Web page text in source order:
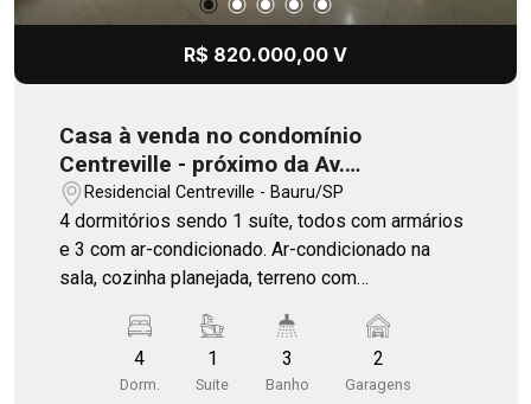
R$ 820.000,00 V
Casa à venda no condomínio
Centreville - próximo da Av.
Comendador e padaria Copacabana
Residencial Centreville - Bauru/SP
4 dormitórios sendo 1 suíte, todos com armários
e 3 com ar-condicionado. Ar-condicionado na
sala, cozinha planejada, terreno com
área gourmet. Condomínio com piscina,
churrasqueira, quadra de beach/vôlei de areia,
parquinho e piscina para crianças, portaria remota.
4
Dorm.
1
Suite
3
Banho
2
Garagens